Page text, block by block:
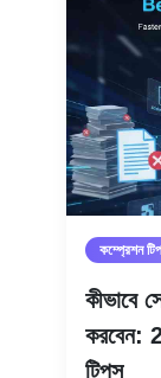
কম্প্রেশন
কীভাবে
করবেন:
টিপস